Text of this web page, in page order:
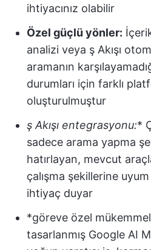
ihtiyacınız olabilir
Özel güçlü yönler:
analizi veya ş Akışı
aramanın
durumları için farklı
oluşturulmuştur
ş Akışı entegrasyonu:*
sadece arama yapma
hatırlayan, mevcut
çalışma şekillerine
ihtiyaç duyar
*göreve özel
tasarlanmış Google AI